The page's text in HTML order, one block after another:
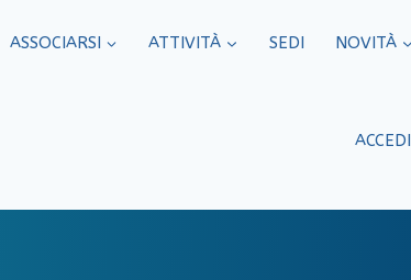
ASSOCIARSI ATTIVITÀ SEDI​ NOVITÀ
ACCEDI